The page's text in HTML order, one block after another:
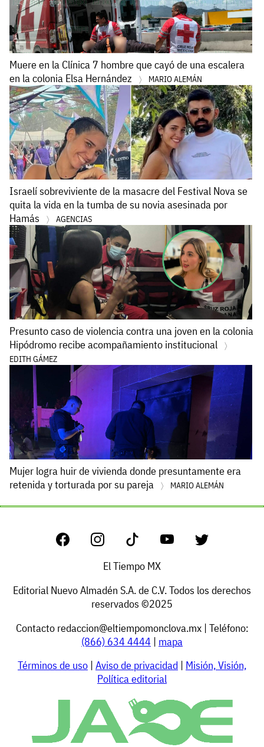
Muere en la Clínica 7 hombre que cayó de una escalera
en la colonia Elsa Hernández
MARIO ALEMÁN
Israelí sobreviviente de la masacre del Festival Nova se
quita la vida en la tumba de su novia asesinada por
Hamás
AGENCIAS
Presunto caso de violencia contra una joven en la colonia
Hipódromo recibe acompañamiento institucional
EDITH GÁMEZ
Mujer logra huir de vivienda donde presuntamente era
retenida y torturada por su pareja
MARIO ALEMÁN
El Tiempo MX
Editorial Nuevo Almadén S.A. de C.V. Todos los derechos
reservados ©2025
Contacto redaccion@eltiempomonclova.mx| Teléfono:
(866) 634 4444 | mapa
Términos de uso | Aviso de privacidad | Misión, Visión,
Política editorial